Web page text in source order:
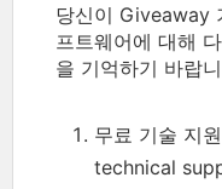
당신이 Giveaway
프트웨어에 대해
을 기억하기 바랍
무료 기술 지
technical